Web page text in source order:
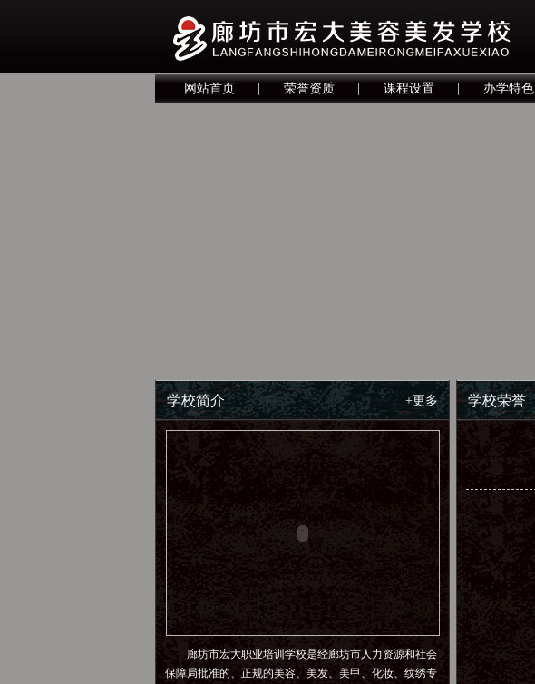
网站首页 荣誉资质 课程设置 办学特色
学校简介 +更多
廊坊市宏大职业培训学校是经廊坊市人力资源和社会
保障局批准的、正规的美容、美发、美甲、化妆、纹绣专
学校荣誉